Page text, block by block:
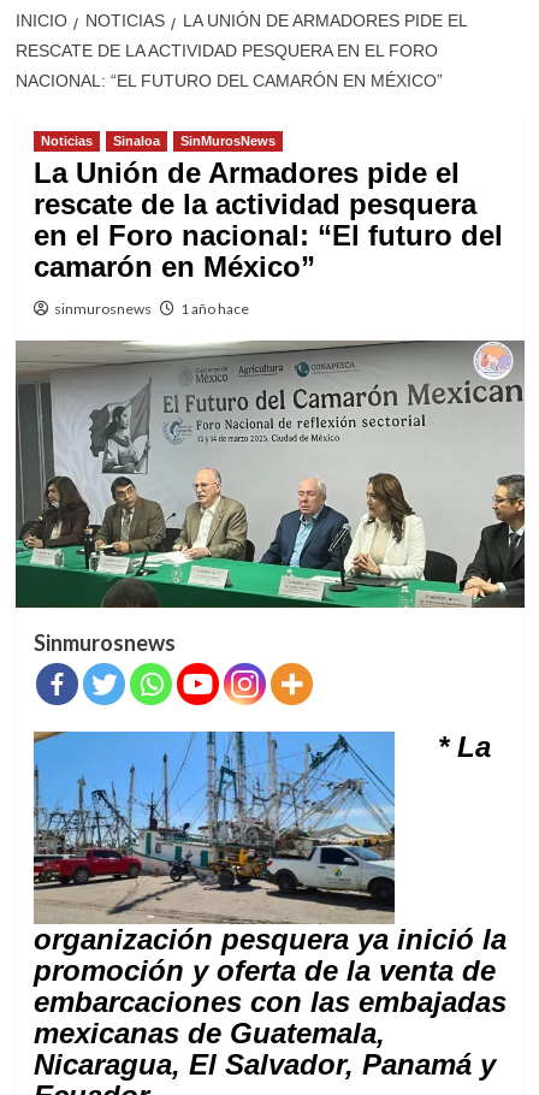
INICIO NOTICIAS
LA UNIÓN DE ARMADORES PIDE EL
RESCATE DE LA ACTIVIDAD PESQUERA EN EL FORO
NACIONAL: “EL FUTURO DEL CAMARÓN EN MÉXICO”
Noticias Sinaloa SinMurosNews
La Unión de Armadores pide el
rescate de la actividad pesquera
en el Foro nacional: “El futuro del
camarón en México”
sinmurosnews 1 año hace
Sinmurosnews
* La
organización pesquera ya inició la
promoción y oferta de la venta de
embarcaciones con las embajadas
mexicanas de Guatemala,
Nicaragua, El Salvador, Panamá y